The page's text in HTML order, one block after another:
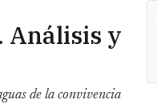
Análisis y
de la convivencia